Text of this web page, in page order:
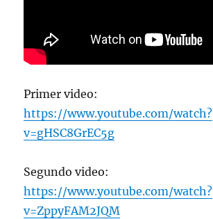
Primer video:
https://www.youtube.com/watch?
v=gHSC8GrEC5g
Segundo video:
https://www.youtube.com/watch?
v=ZppyFAM2JQM